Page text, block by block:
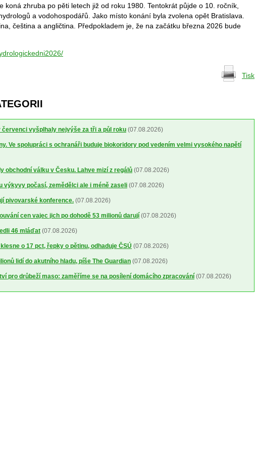
koná zhruba po pěti letech již od roku 1980. Tentokrát půjde o 10. ročník,
a vodohospodářů. Jako místo konání byla zvolena opět Bratislava.
čeština a angličtina. Předpokladem je, že na začátku března 2026 bude
Tisk
červenci vyšplhaly nejvýše za tři a půl roku (07.08.2026)
Ve spolupráci s ochranáři buduje biokoridory pod vedením velmi vysokého napětí
obchodní válku v Česku. Lahve mizí z regálů (07.08.2026)
výkyvy počasí, zemědělci ale i méně zaseli (07.08.2026)
pivovarské konference. (07.08.2026)
cen vajec jich po dohodě 53 milionů darují (07.08.2026)
46 mláďat (07.08.2026)
o 17 pct, řepky o pětinu, odhaduje ČSÚ (07.08.2026)
lidí do akutního hladu, píše The Guardian (07.08.2026)
pro drůbeží maso: zaměříme se na posílení domácího zpracování (07.08.2026)